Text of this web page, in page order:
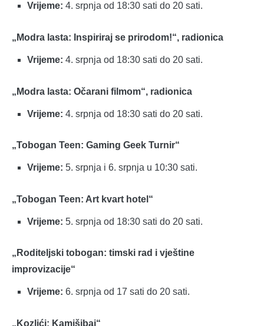
Vrijeme: 4. srpnja od 18:30 sati do 20 sati.
„Modra lasta: Inspiriraj se prirodom!“, radionica
Vrijeme: 4. srpnja od 18:30 sati do 20 sati.
„Modra lasta: Očarani filmom“, radionica
Vrijeme: 4. srpnja od 18:30 sati do 20 sati.
„Tobogan Teen: Gaming Geek Turnir“
Vrijeme: 5. srpnja i 6. srpnja u 10:30 sati.
„Tobogan Teen: Art kvart hotel“
Vrijeme: 5. srpnja od 18:30 sati do 20 sati.
„Roditeljski tobogan: timski rad i vještine
improvizacije“
Vrijeme: 6. srpnja od 17 sati do 20 sati.
„Kozlići: Kamišibaj“